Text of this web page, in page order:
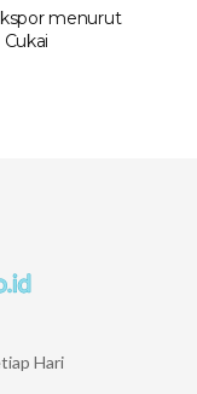
menurut
Hari